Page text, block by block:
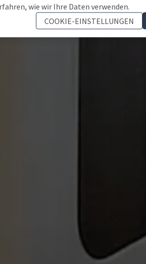
wie wir Ihre Daten verwenden.
COOKIE-EINSTELLUNGEN